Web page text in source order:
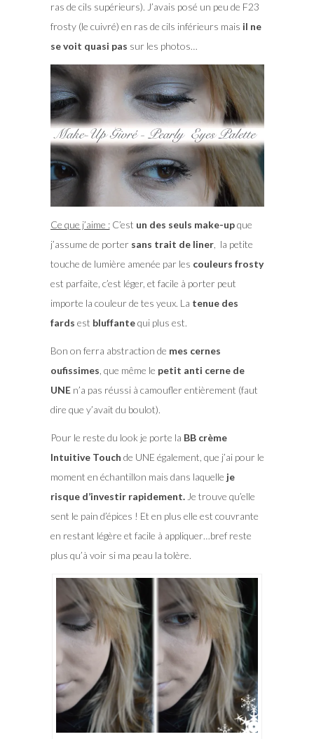
ras de cils supérieurs). J’avais posé un peu de F23
frosty (le cuivré) en ras de cils inférieurs mais il ne
se voit quasi pas sur les photos…
Ce que j’aime :C’est un des seuls make-upque
j’assume de porter sans trait de liner, la petite
touche de lumière amenée par les couleurs frosty
est parfaite, c’est léger, et facile à porter peut
importe la couleur de tes yeux. La tenue des
fards est bluffantequi plus est.
Bon on ferra abstraction de mes cernes
oufissimes , que même le petit anti cerne de
UNEn’a pas réussi à camoufler entièrement (faut
dire que y’avait du boulot).
Pour le reste du look je porte la BB crème
Intuitive Touch de UNE également, que j’ai pour le
moment en échantillon mais dans laquelle je
risque d’investir rapidement.Je trouve qu’elle
sent le pain d’épices ! Et en plus elle est couvrante
en restant légère et facile à appliquer…bref reste
plus qu’à voir si ma peau la tolère.